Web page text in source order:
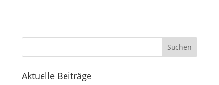
Suchen
Aktuelle Beiträge